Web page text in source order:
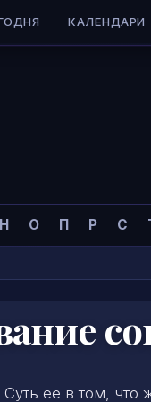
КАЛЕНДАРИ
Н О П Р С
ее в том, что